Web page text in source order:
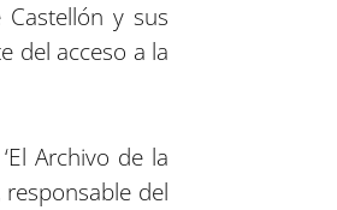
y sus
del acceso a la
Archivo de la
responsable del